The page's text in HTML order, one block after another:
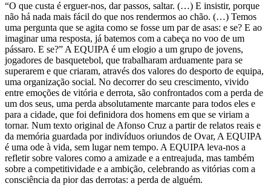
“O que custa é erguer-nos, dar passos, saltar. (…) E insistir, porque
não há nada mais fácil do que nos rendermos ao chão. (…) Temos
uma pergunta que se agita como se fosse um par de asas: e se? E ao
imaginar uma resposta, já batemos com a cabeça no voo de um
pássaro. E se?” A EQUIPA é um elogio a um grupo de jovens,
jogadores de basquetebol, que trabalharam arduamente para se
superarem e que criaram, através dos valores do desporto de equipa,
uma organização social. No decorrer do seu crescimento, vivido
entre emoções de vitória e derrota, são confrontados com a perda de
um dos seus, uma perda absolutamente marcante para todos eles e
para a cidade, que foi definidora dos homens em que se viriam a
tornar. Num texto original de Afonso Cruz a partir de relatos reais e
da memória guardada por indivíduos oriundos de Ovar, A EQUIPA
é uma ode à vida, sem lugar nem tempo. A EQUIPA leva-nos a
refletir sobre valores como a amizade e a entreajuda, mas também
sobre a competitividade e a ambição, celebrando as vitórias com a
consciência da pior das derrotas: a perda de alguém.